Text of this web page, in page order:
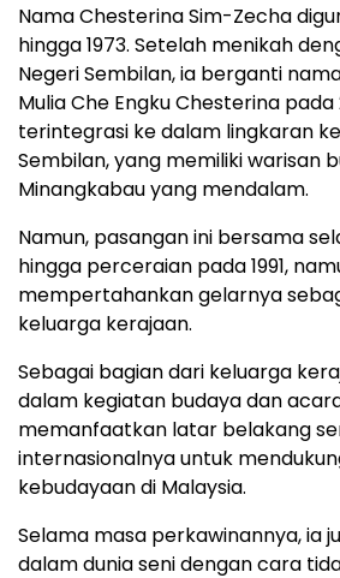
Nama Chesterina Sim-Zecha
hingga 1973. Setelah menikah
Negeri Sembilan, ia berganti
Mulia Che Engku Chesterina pada
terintegrasi ke dalam lingkaran
Sembilan, yang memiliki warisan
Minangkabau yang mendalam.
Namun, pasangan ini bersama
hingga perceraian pada 1991,
mempertahankan gelarnya
keluarga kerajaan.
Sebagai bagian dari keluarga
dalam kegiatan budaya dan
memanfaatkan latar belakang
internasionalnya untuk
kebudayaan di Malaysia.
Selama masa perkawinannya, ia
dalam dunia seni dengan cara